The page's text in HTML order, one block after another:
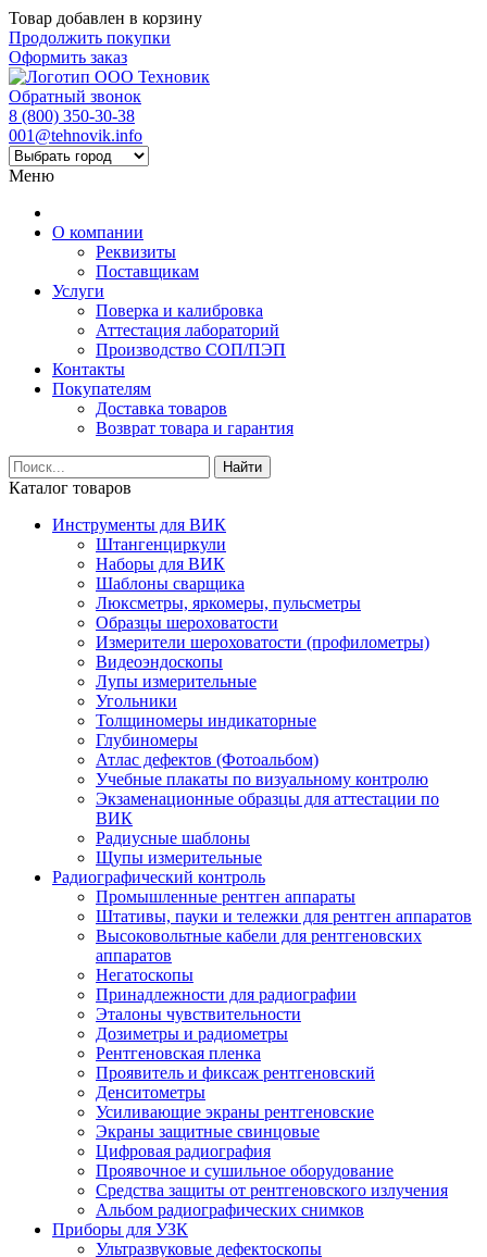
Товар добавлен в корзину
Продолжить покупки
Оформить заказ
Обратный звонок
8 (800) 350-30-38
001@tehnovik.info
Меню
О компании
Реквизиты
Поставщикам
Услуги
Поверка и калибровка
Аттестация лабораторий
Производство СОП/ПЭП
Контакты
Покупателям
Доставка товаров
Возврат товара и гарантия
Найти
Каталог товаров
Инструменты для ВИК
Штангенциркули
Наборы для ВИК
Шаблоны сварщика
Люксметры, яркомеры, пульсметры
Образцы шероховатости
Измерители шероховатости (профилометры)
Видеоэндоскопы
Лупы измерительные
Угольники
Толщиномеры индикаторные
Глубиномеры
Атлас дефектов (Фотоальбом)
Учебные плакаты по визуальному контролю
Экзаменационные образцы для аттестации по
ВИК
Радиусные шаблоны
Щупы измерительные
Радиографический контроль
Промышленные рентген аппараты
Штативы, пауки и тележки для рентген аппаратов
Высоковольтные кабели для рентгеновских
аппаратов
Негатоскопы
Принадлежности для радиографии
Эталоны чувствительности
Дозиметры и радиометры
Рентгеновская пленка
Проявитель и фиксаж рентгеновский
Денситометры
Усиливающие экраны рентгеновские
Экраны защитные свинцовые
Цифровая радиография
Проявочное и сушильное оборудование
Средства защиты от рентгеновского излучения
Альбом радиографических снимков
Приборы для УЗК
Ультразвуковые дефектоскопы